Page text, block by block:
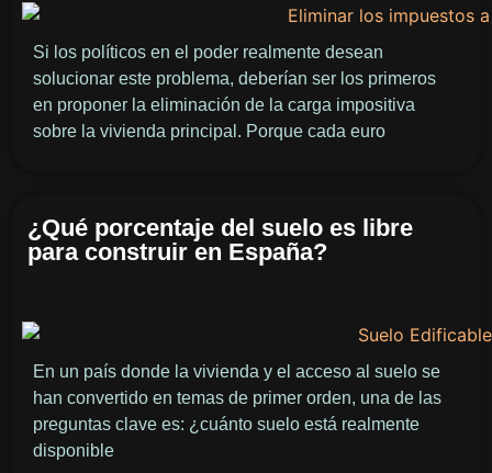
Si los políticos en el poder realmente desean
solucionar este problema, deberían ser los primeros
en proponer la eliminación de la carga impositiva
sobre la vivienda principal. Porque cada euro
¿Qué porcentaje del suelo es libre
para construir en España?
En un país donde la vivienda y el acceso al suelo se
han convertido en temas de primer orden, una de las
preguntas clave es: ¿cuánto suelo está realmente
disponible